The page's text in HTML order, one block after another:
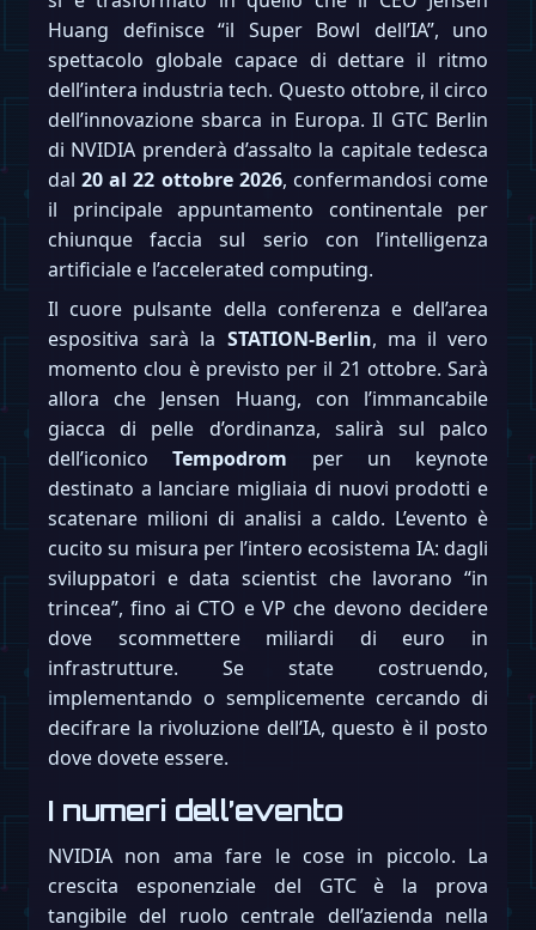
Huang definisce “il Super Bowl dell’IA”, uno
spettacolo globale capace di dettare il ritmo
dell’intera industria tech. Questo ottobre, il circo
dell’innovazione sbarca in Europa. Il GTC Berlin
di NVIDIA prenderà d’assalto la capitale tedesca
dal20 al 22 ottobre 2026, confermandosi come
il principale appuntamento continentale per
chiunque faccia sul serio con l’intelligenza
artificiale e l’accelerated computing.
Il cuore pulsante della conferenza e dell’area
espositiva sarà la STATION-Berlin, ma il vero
momento clou è previsto per il 21 ottobre. Sarà
allora che Jensen Huang, con l’immancabile
giacca di pelle d’ordinanza, salirà sul palco
dell’iconicoTempodrom per un keynote
destinato a lanciare migliaia di nuovi prodotti e
scatenare milioni di analisi a caldo. L’evento è
cucito su misura per l’intero ecosistema IA: dagli
sviluppatori e data scientist che lavorano “in
trincea”, fino ai CTO e VP che devono decidere
dove scommettere miliardi di euro in
infrastrutture. Se state costruendo,
implementando o semplicemente cercando di
decifrare la rivoluzione dell’IA, questo è il posto
dove dovete essere.
I numeri dell’evento
NVIDIA non ama fare le cose in piccolo. La
crescita esponenziale del GTC è la prova
tangibile del ruolo centrale dell’azienda nella